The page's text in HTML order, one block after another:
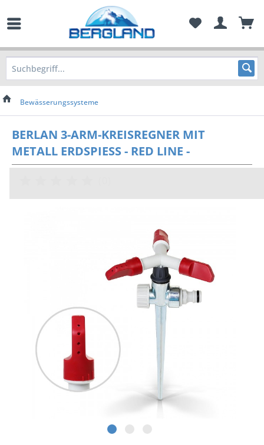
Bewässerungssysteme
BERLAN 3-ARM-KREISREGNER MIT
METALL ERDSPIESS - RED LINE -